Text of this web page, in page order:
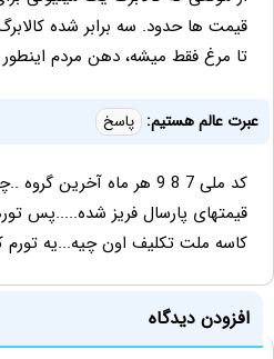
قیمت ها حدود. سه برابر شده
تا مرغ فقط میشه، دهن مردم
عبرت عالم هستیم: پاسخ
کد ملی 7 8 9 هر ماه آخرین
قیمتهای پارسال فریز شده.....پس
کاسه ملت تکلیف اون چیه...یه تورم کوچولو 300
افزودن دیدگاه